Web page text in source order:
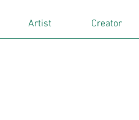
Artist Creator